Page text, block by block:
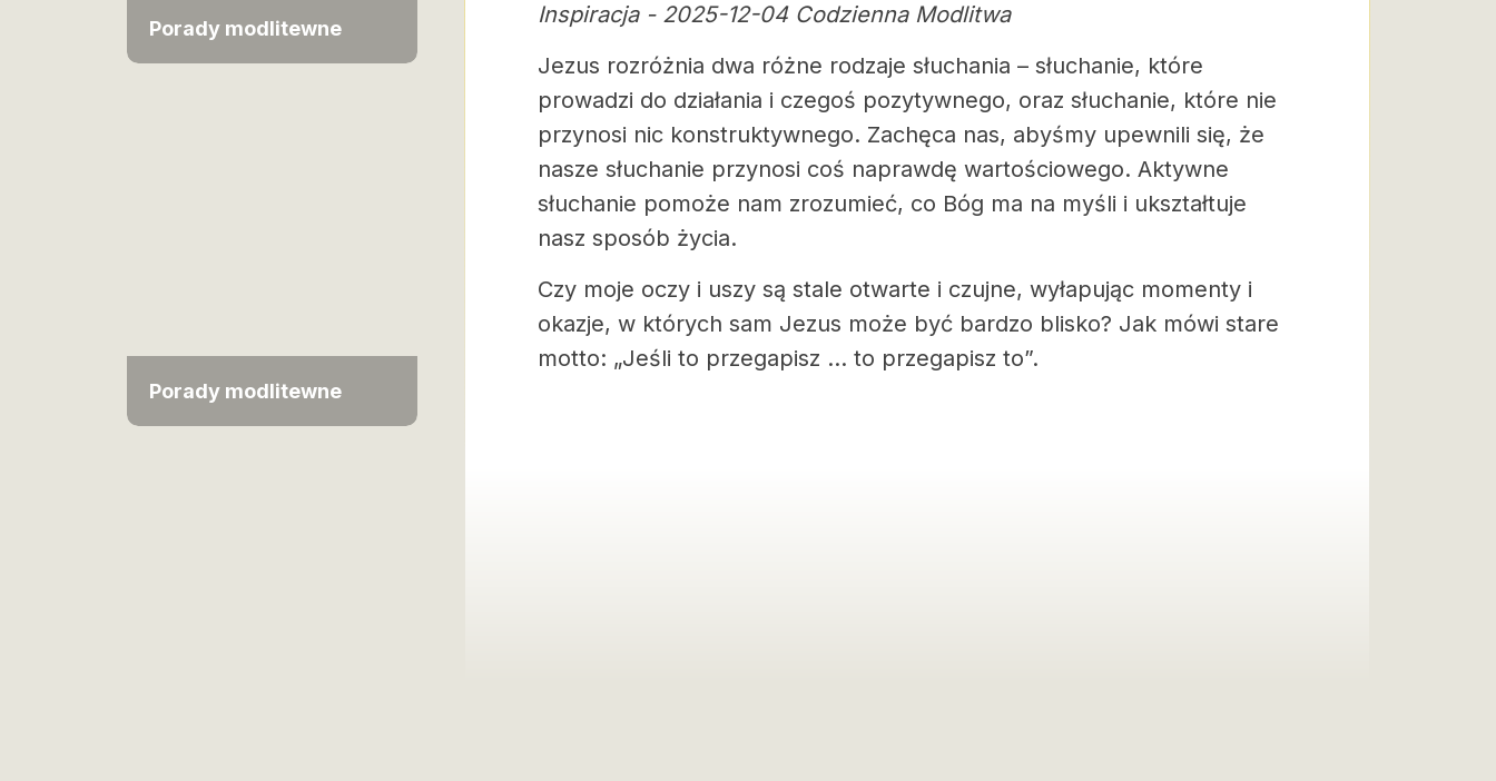
Porady modlitewne
Porady modlitewne
Inspiracja - 2025-12-04 Codzienna Modlitwa
Jezus rozróżnia dwa różne rodzaje słuchania – słuchanie, które
prowadzi do działania i czegoś pozytywnego, oraz słuchanie, które nie
przynosi nic konstruktywnego. Zachęca nas, abyśmy upewnili się, że
nasze słuchanie przynosi coś naprawdę wartościowego. Aktywne
słuchanie pomoże nam zrozumieć, co Bóg ma na myśli i ukształtuje
nasz sposób życia.
Czy moje oczy i uszy są stale otwarte i czujne, wyłapując momenty i
okazje, w których sam Jezus może być bardzo blisko? Jak mówi stare
motto: „Jeśli to przegapisz … to przegapisz to”.